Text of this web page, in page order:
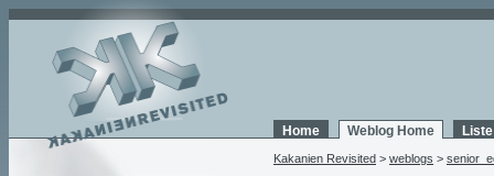
Home Weblog Home
Kakanien Revisited > weblogs >